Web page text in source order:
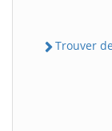
Trouver